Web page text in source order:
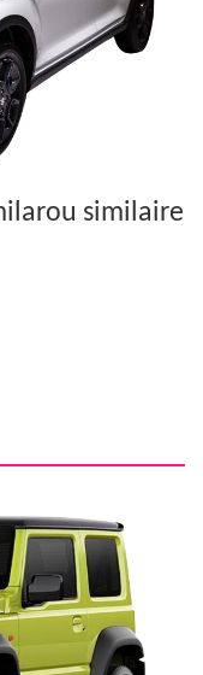
ou similaire